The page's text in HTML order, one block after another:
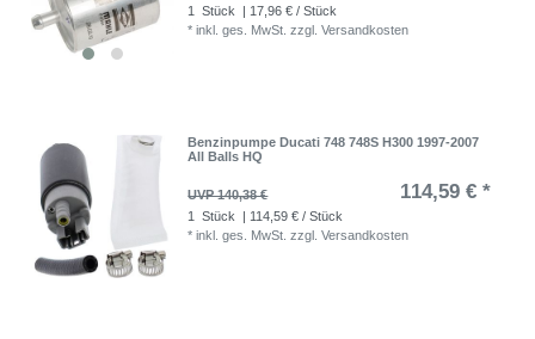
1 Stück
| 17,96 € / Stück
*inkl. ges. MwSt. zzgl.Versandkosten
Benzinpumpe Ducati 748 748S H300 1997-2007
All Balls HQ
UVP 140,38 € 114,59 € *
1 Stück
| 114,59 € / Stück
*inkl. ges. MwSt. zzgl.Versandkosten